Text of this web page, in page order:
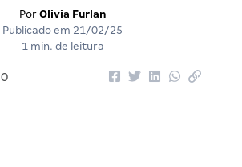
Por Olivia Furlan
Publicado em 21/02/25
1 min. de leitura
0